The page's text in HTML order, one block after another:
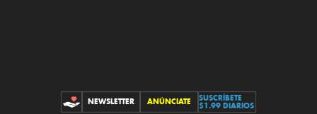
CONTRIBUCIONES
NEWSLETTER ANÚNCIATE
SUSCRÍBETE
$1.99 DIARIOS